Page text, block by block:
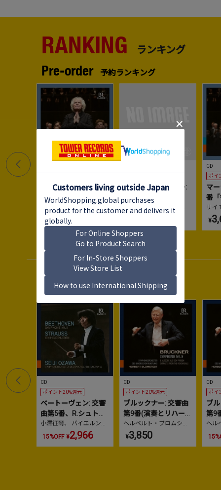
RANKING ランキング
Pre-order 予約ランキング
1
マーラー: 交響曲第2
番「復活」
サイモン・ラトル
エルン放送交響楽団
15%OFF ¥2,966
2
ストラヴィンスキー:
春の祭典
テオドール・クルレンツ
CD
ポイ
マ
番
サイ
エル
¥
Sales セールスランキング
No. 1
CD
ポイント20%還元
ベートーヴェン: 交響
曲第5番、R.シュトラ
ウス: 英雄の生涯
小澤征爾、 バイエルン放
15%OFF ¥2,966
No. 2
CD
ポイント20%還元
ブルックナー: 交響曲
第9番(演奏とリハーサ
ル)
ヘルベルト・ブロムシュ
テット、バイエルン放送
交響楽団
¥3,850
CD
ポイ
ブ
第9
ル)
ヘル
交響